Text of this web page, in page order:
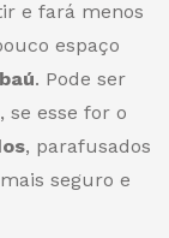
e fará menos
espaço
. Pode ser
se esse for o
, parafusados
seguro e